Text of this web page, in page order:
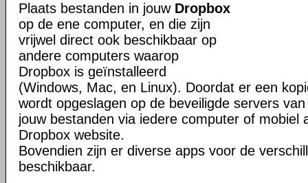
Plaats bestanden in jouw Dropbox
op de ene computer, en die zijn
vrijwel direct ook beschikbaar op
andere computers waarop
Dropbox is geïnstalleerd
(Windows, Mac, en Linux). Doordat er een
wordt opgeslagen op de beveiligde servers
jouw bestanden via iedere computer of mobiel
Dropbox website.
Bovendien zijn er diverse apps voor de
beschikbaar.